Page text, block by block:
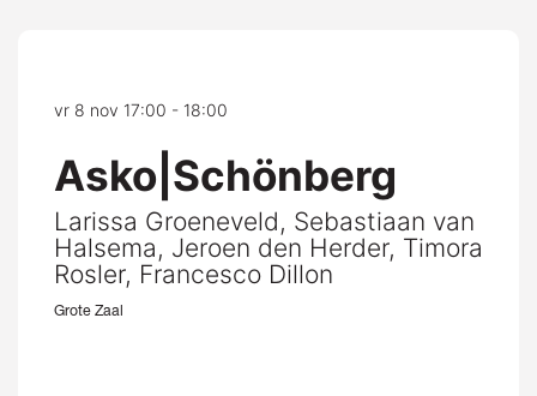
Asko|Schönberg
Larissa Groeneveld, Sebastiaan van
Halsema, Jeroen den Herder, Timora
Rosler, Francesco Dillon
vr 8 nov 17:00 - 18:00
Grote Zaal